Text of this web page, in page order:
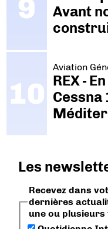
Avant
Aviation
REX -
Cessna
Les
Recevez dans
dernières
une ou plusieurs